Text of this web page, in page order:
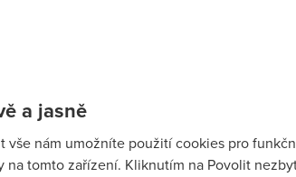
rychlého připojení na Internet je
rychlých datových přenosů nejen řada
a jasně
vše nám umožníte použití cookies pro
na tomto zařízení. Kliknutím na Povolit